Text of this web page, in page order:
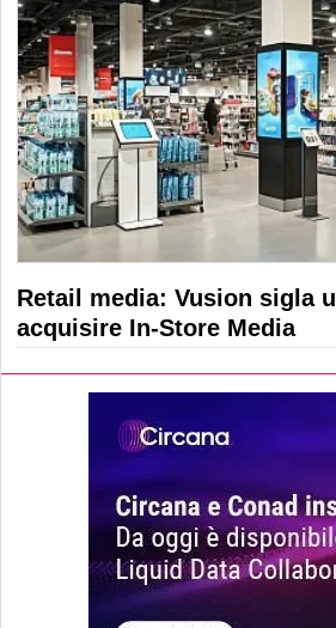
Retail media: Vusion sigla
acquisire In-Store Media